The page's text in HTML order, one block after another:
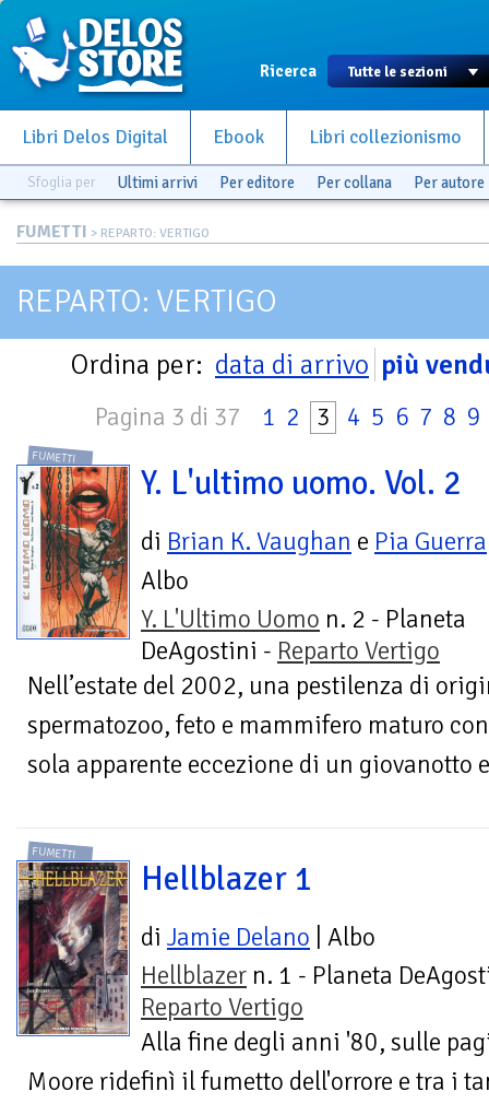
Ricerca
Libri Delos Digital Ebook Libri collezionismo
Sfoglia per Ultimi arrivi Per editore Per collana Per autore
FUMETTI > REPARTO: VERTIGO
REPARTO: VERTIGO
Ordina per: data di arrivo più
Pagina 3 di 37 1 2 3 4 5 6 7 8 9
FUMETTI
Y. L'ultimo uomo. Vol. 2
di Brian K. Vaughan e Pia Guerra
Albo
Y. L'Ultimo Uomo n. 2 - Planeta
DeAgostini - Reparto Vertigo
Nell’estate del 2002, una pestilenza di
spermatozoo, feto e mammifero maturo
sola apparente eccezione di un giovanotto
FUMETTI
Hellblazer 1
di Jamie Delano | Albo
Hellblazer n. 1 - Planeta
Reparto Vertigo
Alla fine degli anni '80, sulle
Moore ridefinì il fumetto dell'orrore e tra i